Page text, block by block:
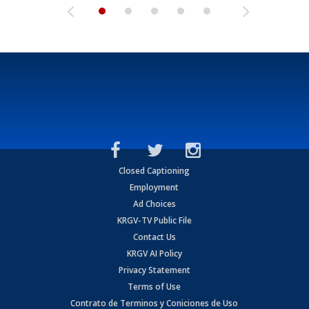
Closed Captioning
Employment
Ad Choices
KRGV-TV Public File
Contact Us
KRGV AI Policy
Privacy Statement
Terms of Use
Contrato de Terminos y Coniciones de Uso